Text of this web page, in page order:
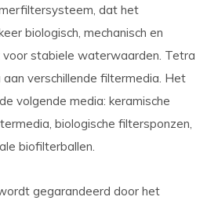
dat het
biologisch, mechanisch en
stabiele waterwaarden. Tetra
verschillende filtermedia. Het
volgende media: keramische
biologische filtersponzen,
biofilterballen.
gegarandeerd door het